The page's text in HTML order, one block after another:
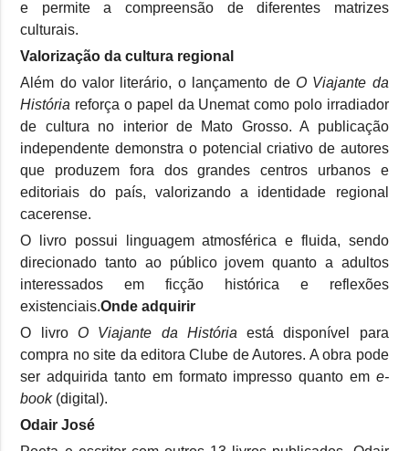
e permite a compreensão de diferentes matrizes
culturais.
Valorização da cultura regional
Além do valor literário, o lançamento de O Viajante da
História reforça o papel da Unemat como polo irradiador
de cultura no interior de Mato Grosso. A publicação
independente demonstra o potencial criativo de autores
que produzem fora dos grandes centros urbanos e
editoriais do país, valorizando a identidade regional
cacerense.
O livro possui linguagem atmosférica e fluida, sendo
direcionado tanto ao público jovem quanto a adultos
interessados em ficção histórica e reflexões
existenciais.Onde adquirir
O livro O Viajante da História está disponível para
compra no site da editora Clube de Autores. A obra pode
ser adquirida tanto em formato impresso quanto em e-
book(digital).
Odair José